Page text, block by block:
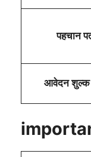
पहचान
आवेदन शुल्क